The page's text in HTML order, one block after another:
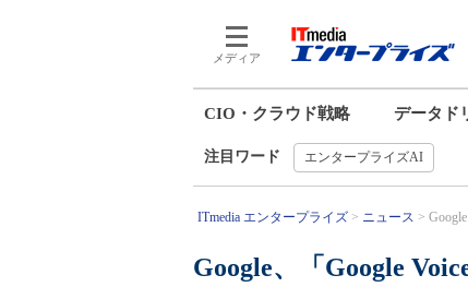
メディア
CIO・クラウド戦略 データド
注目ワード エンタープライズAI
ITmedia エンタープライズ ニュース
Google、「Google